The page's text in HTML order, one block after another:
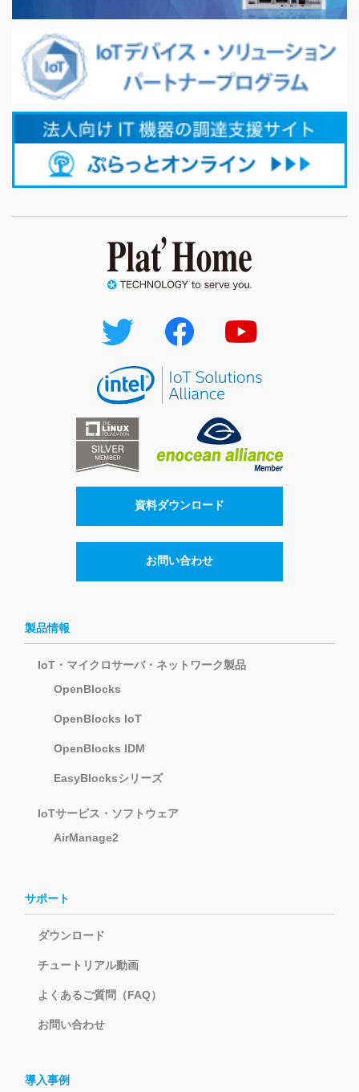
資料ダウンロード
お問い合わせ
製品情報
IoT・マイクロサーバ・ネットワーク製品
OpenBlocks
OpenBlocks IoT
OpenBlocks IDM
EasyBlocksシリーズ
IoTサービス・ソフトウェア
AirManage2
サポート
ダウンロード
チュートリアル動画
よくあるご質問（FAQ）
お問い合わせ
導入事例